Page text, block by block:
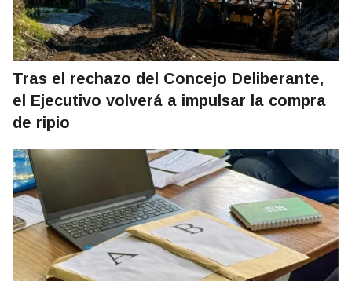
Tras el rechazo del Concejo Deliberante,
el Ejecutivo volverá a impulsar la compra
de ripio